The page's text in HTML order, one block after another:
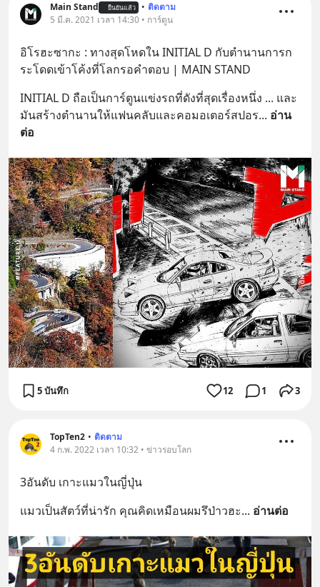
Main Stand ยืนยันแล้ว • ติดตาม
5 มี.ค. 2021 เวลา 14:30 • การ์ตูน
อิโรฮะซากะ : ทางสุดโหดใน INITIAL D กับตำนานการก
ระโดดเข้าโค้งที่โลกรอคำตอบ | MAIN STAND
INITIAL D ถือเป็นการ์ตูนแข่งรถที่ดังที่สุดเรื่องหนึ่ง ... และ
มันสร้างตำนานให้แฟนคลับและคอมอเตอร์สปอร... อ่าน
ต่อ
5 บันทึก 12 1 3
TopTen2 • ติดตาม
4 ก.พ. 2022 เวลา 10:32 • ข่าวรอบโลก
3อันดับ เกาะแมวในญี่ปุ่น
แมวเป็นสัตว์ที่น่ารัก คุณคิดเหมือนผมรึป่าวฮะ... อ่านต่อ